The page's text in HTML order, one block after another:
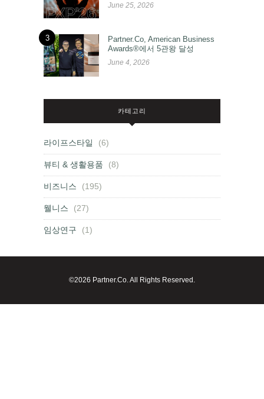
June 25, 2026
3
Partner.Co, American Business
Awards®에서 5관왕 달성
June 4, 2026
카테고리
라이프스타일 (6)
뷰티 & 생활용품 (8)
비즈니스 (195)
웰니스 (27)
임상연구 (1)
©2026 Partner.Co. All Rights Reserved.